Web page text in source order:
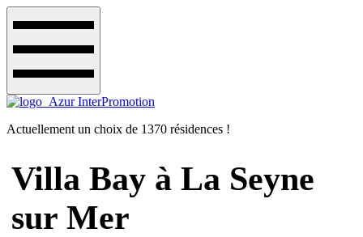
Actuellement un choix de 1370 résidences !
Villa Bay à La Seyne
sur Mer